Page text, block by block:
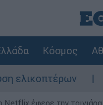
Κόσμος
Μπαράζ
Netflix έφερε την